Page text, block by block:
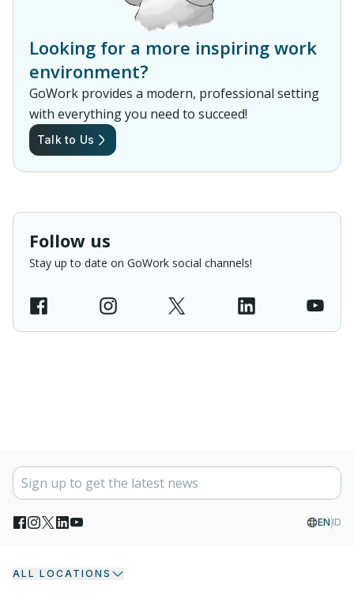
Looking for a more inspiring work
environment?
GoWork provides a modern, professional setting
with everything you need to succeed!
Talk to Us
Follow us
Stay up to date on GoWork social channels!
EN ID
ALL LOCATIONS